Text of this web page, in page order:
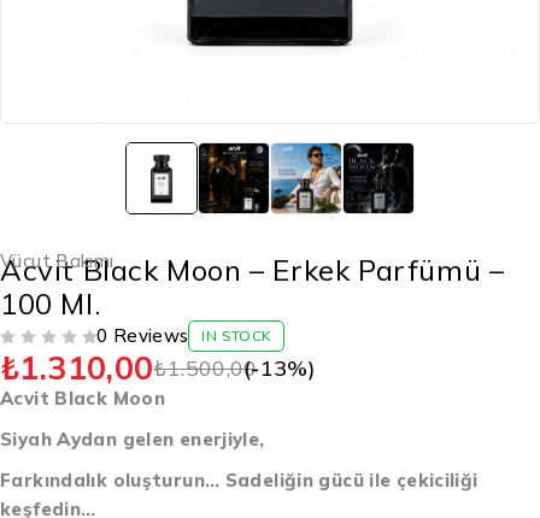
Vücut Bakımı
Acvit Black Moon – Erkek Parfümü –
100 Ml.
0 Reviews IN STOCK
₺1.500,00
₺1.310,00 (-13%)
Acvit Black Moon
Siyah Aydan gelen enerjiyle,
Farkındalık oluşturun… Sadeliğin gücü ile çekiciliği
keşfedin…